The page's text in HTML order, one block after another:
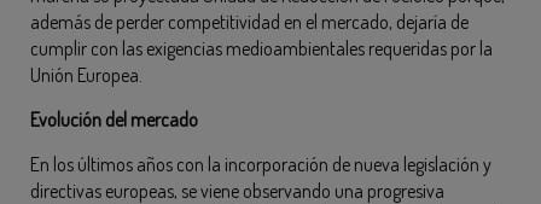
además de perder competitividad en el mercado, dejaría de
cumplir con las exigencias medioambientales requeridas por la
Unión Europea.
Evolución del mercado
En los últimos años con la incorporación de nueva legislación y
directivas europeas, se viene observando una progresiva